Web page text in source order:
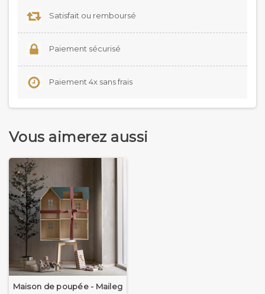
Satisfait ou remboursé
Paiement sécurisé
Paiement 4x sans frais
Vous aimerez aussi
Maison de poupée - Maileg